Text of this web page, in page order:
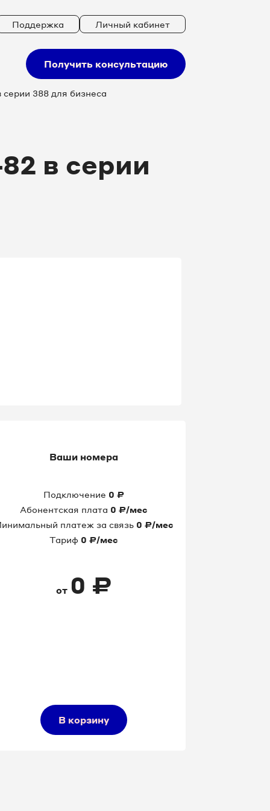
Поддержка Личный кабинет
Получить консультацию
388 для бизнеса
в серии
Ваши номера
Подключение 0 ₽
Абонентская плата 0 ₽/мес
платеж за связь 0 ₽/мес
Тариф 0 ₽/мес
от 0 ₽
В корзину